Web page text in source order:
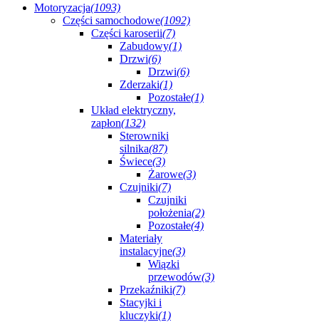
Motoryzacja(1093)
Części samochodowe(1092)
Części karoserii(7)
Zabudowy(1)
Drzwi(6)
Drzwi(6)
Zderzaki(1)
Pozostałe(1)
Układ elektryczny,
zapłon(132)
Sterowniki
silnika(87)
Świece(3)
Żarowe(3)
Czujniki(7)
Czujniki
położenia(2)
Pozostałe(4)
Materiały
instalacyjne(3)
Wiązki
przewodów(3)
Przekaźniki(7)
Stacyjki i
kluczyki(1)